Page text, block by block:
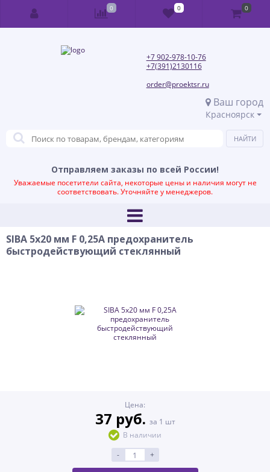
+7 902-978-10-76
+7(391)2130116
order@proektsr.ru
Ваш город
Красноярск
Отправляем заказы по всей России!
Уважаемые посетители сайта, некоторые цены и наличия могут не
соответствовать. Уточняйте у менеджеров.
SIBA 5x20 мм F 0,25А предохранитель
быстродействующий стеклянный
Цена:
37 руб. за 1 шт
В наличии
-
+
0 0 0